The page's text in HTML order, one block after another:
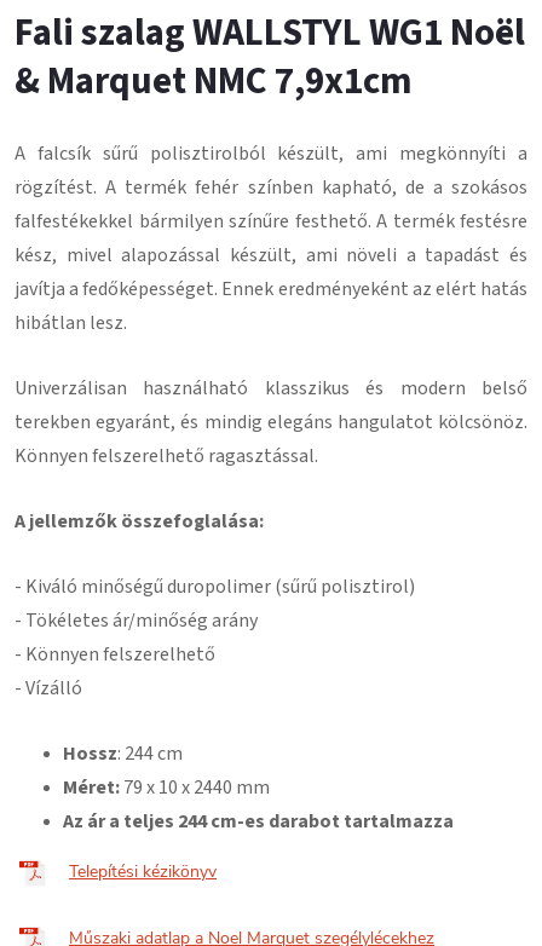
Fali szalag WALLSTYL WG1 Noël
& Marquet NMC 7,9x1cm
A falcsík sűrű polisztirolból készült, ami megkönnyíti a
rögzítést. A termék fehér színben kapható, de a szokásos
falfestékekkel bármilyen színűre festhető. A termék festésre
kész, mivel alapozással készült, ami növeli a tapadást és
javítja a fedőképességet. Ennek eredményeként az elért hatás
hibátlan lesz.
Univerzálisan használható klasszikus és modern belső
terekben egyaránt, és mindig elegáns hangulatot kölcsönöz.
Könnyen felszerelhető ragasztással.
A jellemzők összefoglalása:
- Kiváló minőségű duropolimer (sűrű polisztirol)
- Tökéletes ár/minőség arány
- Könnyen felszerelhető
- Vízálló
Hossz: 244 cm
Méret:79x 10 x 2440 mm
Az ár a teljes 244 cm-es darabot tartalmazza
Telepítési kézikönyv
Műszaki adatlap a Noel Marquet szegélylécekhez